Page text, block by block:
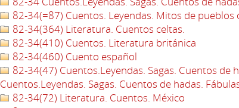
82-34(=87) Cuentos. Leyendas. Mitos de
82-34(364) Literatura. Cuentos celtas.
82-34(410) Cuentos. Literatura británica
82-34(460) Cuento español
82-34(47) Cuentos.Leyendas. Sagas. Cuentos de
Cuentos.Leyendas. Sagas. Cuentos de hadas.
82-34(72) Literatura. Cuentos. México